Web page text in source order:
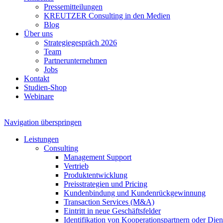
Pressemitteilungen
KREUTZER Consulting in den Medien
Blog
Über uns
Strategiegespräch 2026
Team
Partnerunternehmen
Jobs
Kontakt
Studien-Shop
Webinare
Navigation überspringen
Leistungen
Consulting
Management Support
Vertrieb
Produktentwicklung
Preisstrategien und Pricing
Kundenbindung und Kundenrückgewinnung
Transaction Services (M&A)
Eintritt in neue Geschäftsfelder
Identifikation von Kooperationspartnern oder